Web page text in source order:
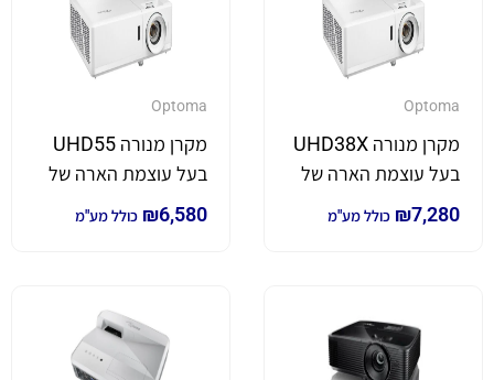
Optoma
מקרן מנורה UHD38X
בעל עוצמת הארה של
4,000 לומן *4K*₪7,280 כולל מע"מ
Optoma
מקרן מנורה UHD55
בעל עוצמת הארה של
3,600 לומן *4K*₪6,580 כולל מע"מ